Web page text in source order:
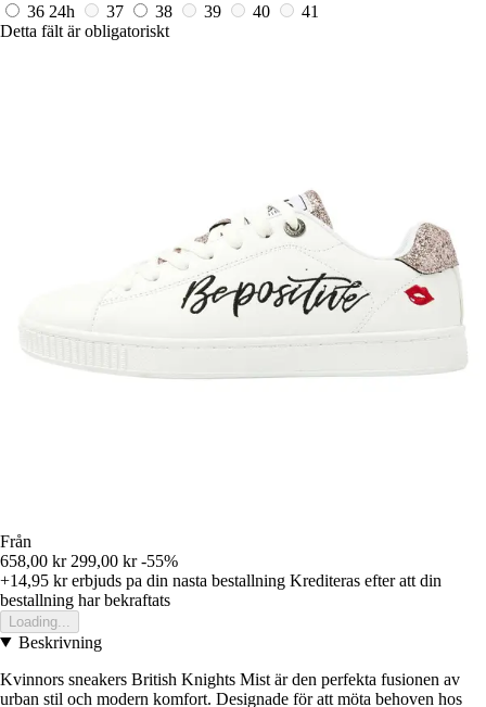
36 24h 37 38 39 40
41
Detta fält är obligatoriskt
Från
658,00 kr 299,00 kr -55%
+14,95 krerbjuds pa din nasta bestallning Krediteras efter att din
bestallning har bekraftats
Loading...
Beskrivning
Kvinnors sneakers British Knights Mist är den perfekta fusionen av
urban stil och modern komfort. Designade för att möta behoven hos